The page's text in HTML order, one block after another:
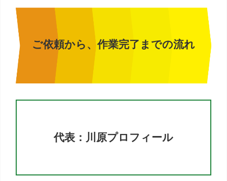
ご依頼から、作業完了までの流れ
代表：川原プロフィール